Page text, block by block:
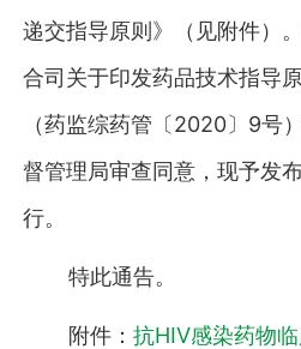
递交指导原则》（见附件）
合司关于印发药品技术指导
（药监综药管〔2020〕9号
督管理局审查同意，现予发
行。
特此通告。
附件：抗HIV感染药物